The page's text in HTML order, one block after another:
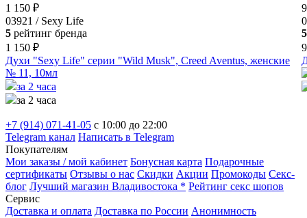
1 150 ₽
03921 / Sexy Life
5 рейтинг бренда
1 150 ₽
Духи "Sexy Life" серии "Wild Musk", Creed Aventus, женские
№ 11, 10мл
за 2 часа
за 2 часа
5
+7 (914) 071-41-05 c 10:00 до 22:00
Telegram канал Написать в Telegram
Покупателям
Мои заказы / мой кабинет Бонусная карта Подарочные
сертификаты Отзывы о нас Скидки Акции Промокоды Секс-
блог Лучший магазин Владивостока * Рейтинг секс шопов
Сервис
Доставка и оплата Доставка по России Анонимность